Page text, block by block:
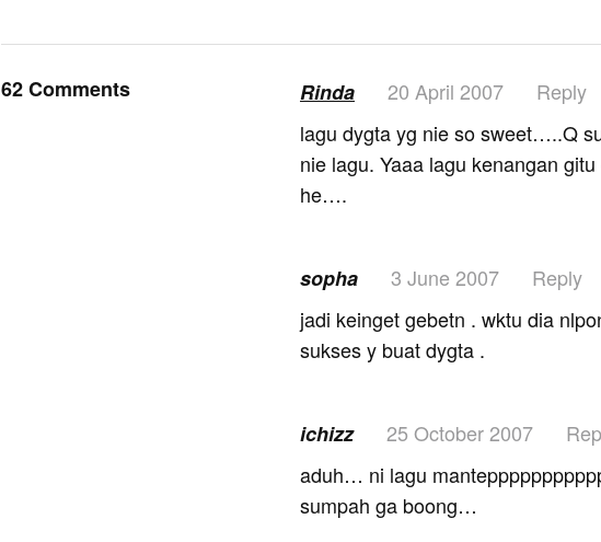
62 Comments Rinda 20 April 2007
Reply
lagu dygta yg nie so sweet…..Q
nie lagu. Yaaa lagu kenangan
he….
sopha 3 June 2007
Reply
jadi keinget gebetn . wktu dia
sukses y buat dygta .
ichizz 25 October 2007
aduh… ni lagu
sumpah ga boong…